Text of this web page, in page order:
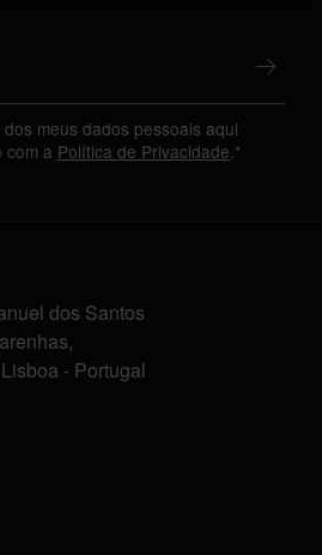
meus dados pessoais aqui
com a Política de Privacidade .*
dos Santos
- Portugal